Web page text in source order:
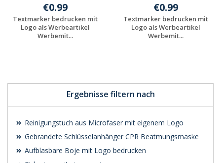
Ergebnisse filtern nach
Reinigungstuch aus Microfaser mit eigenem Logo
Gebrandete Schlüsselanhänger CPR Beatmungsmaske
Aufblasbare Boje mit Logo bedrucken
€0.99
Textmarker bedrucken mit
Logo als Werbeartikel
Werbemit...
€0.99
Textmarker bedrucken mit
Logo als Werbeartikel
Werbemit...